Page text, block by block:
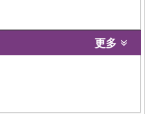
更多